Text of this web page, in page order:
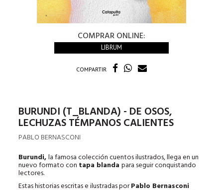
COMPRAR ONLINE:
LIBRUM
COMPARTIR
BURUNDI (T_BLANDA) - DE OSOS,
LECHUZAS TÉMPANOS CALIENTES
PABLO BERNASCONI
Burundi,la famosa colección cuentos ilustrados, llega en un
nuevo formato con tapa blandapara seguir conquistando
lectores.
Estas historias escritas e ilustradas porPablo Bernasconi